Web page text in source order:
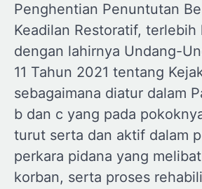
Penghentian Penuntutan
Keadilan Restoratif,
dengan lahirnya Undang-
11 Tahun 2021 tentang
sebagaimana diatur dalam
b dan c yang pada
turut serta dan aktif dalam
perkara pidana yang
korban, serta proses